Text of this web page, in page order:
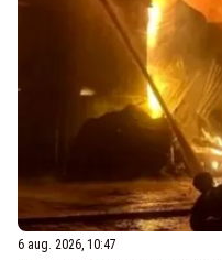
6 aug. 2026, 10:47